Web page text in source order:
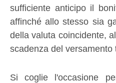
sufficiente anticipo il
affinché allo stesso sia
della valuta coincidente,
scadenza del versamento
Si coglie l'occasione